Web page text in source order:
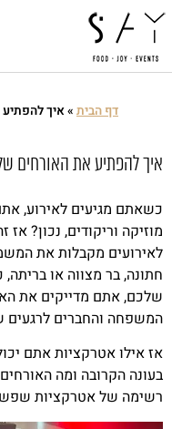
דף הבית »איך
איך להפתיע את האורחים
כשאתם מגיעים לאירוע,
מוזיקה וריקודים, נכון?
לאירועים מקבלות את
חתונה, בר מצווה או
שלכם, אתם מדייקים את
המשפחה והחברים לרגעים
אז אילו אטרקציות אתם
בעונה הקרובה ומה
רשימה של אטרקציות